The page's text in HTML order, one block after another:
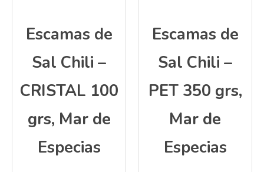
Escamas de
Sal Chili –
CRISTAL 100
grs, Mar de
Especias
Escamas de
Sal Chili –
PET 350 grs,
Mar de
Especias